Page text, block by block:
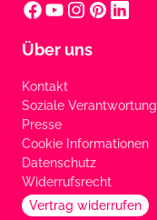
Über uns
Kontakt
Soziale Verantwortung
Presse
Cookie Informationen
Datenschutz
Widerrufsrecht
Vertrag widerrufen